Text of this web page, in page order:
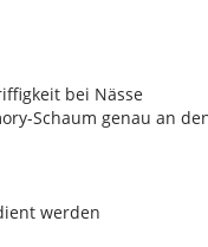
bei Nässe
Schaum genau an
werden